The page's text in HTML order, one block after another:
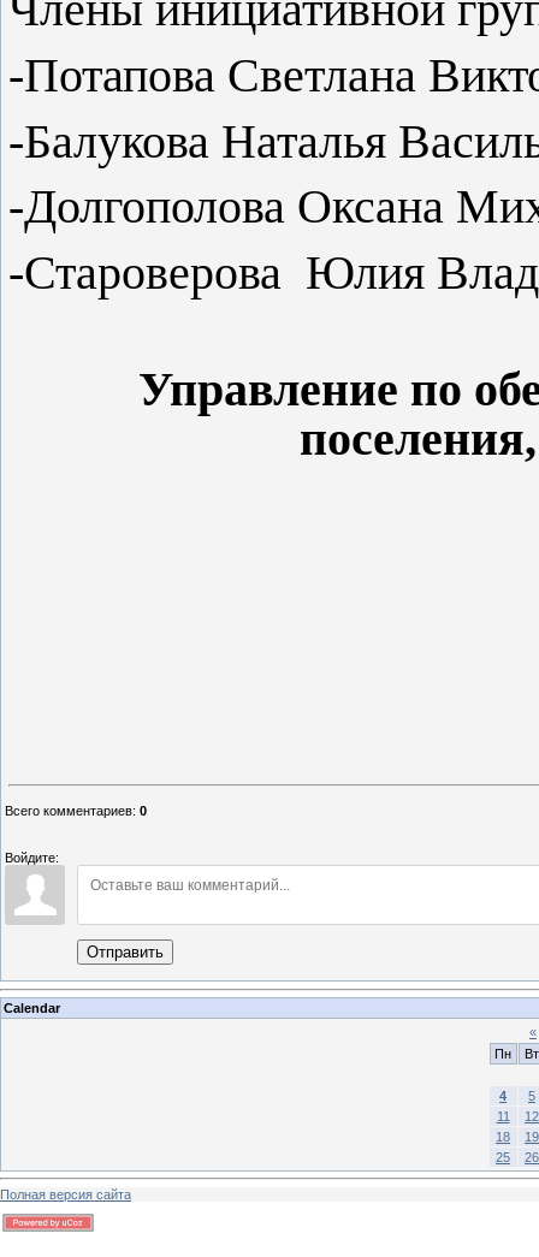
-Потапова Светлана
-Балукова Наталья
-Долгополова Оксана
-Староверова Юлия
Управление по
Всего комментариев: 0
Войдите:
Отправить
Calendar
«
Пн
Вт
4
5
11
12
18
19
25
26
Полная версия сайта